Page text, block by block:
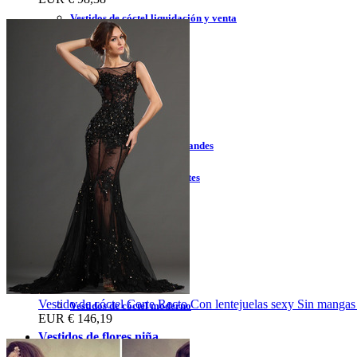
Vestidos de cóctel liquidación y venta
Vestidos de cóctel 2023
Vestidos de cóctel largo
Vestidos de cóctel corto
Vestidos de cóctel tallas grandes
Vestidos de cóctel sin tirantes
Vestidos de cóctel azul
Vestidos de cóctel rojo
Vestidos de cóctel coral
Vestidos de cóctel moderno
Vestidos de flores niña
Vestido de cóctel Corte Recto Con lentejuelas sexy Sin
EUR € 146,19